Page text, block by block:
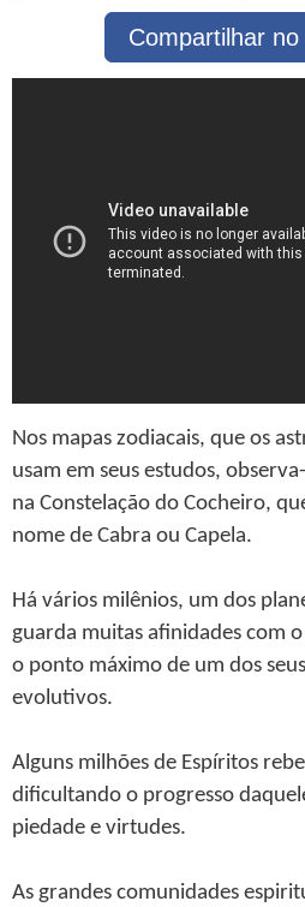
Compartilhar
Nos mapas zodiacais, que os
usam em seus estudos,
na Constelação do Cocheiro,
nome de Cabra ou Capela.
Há vários milênios, um dos
guarda muitas afinidades com
o ponto máximo de um dos
evolutivos.
Alguns milhões de Espíritos
dificultando o progresso
piedade e virtudes.
As grandes comunidades